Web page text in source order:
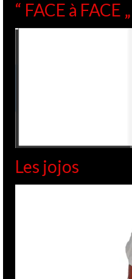
“ FACE à FACE „
Les jojos